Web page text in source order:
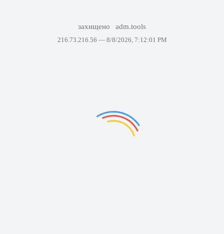
захищено adm.tools
216.73.216.56 — 8/8/2026, 7:12:01 PM